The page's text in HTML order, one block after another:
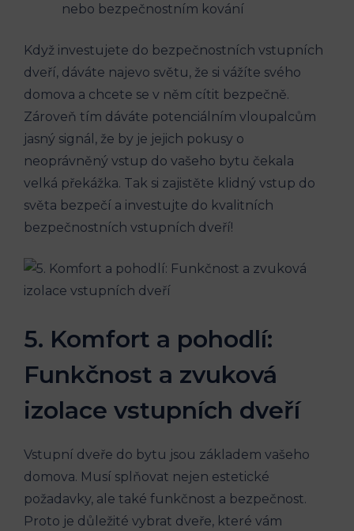
nebo bezpečnostním kování
Když investujete do bezpečnostních vstupních
dveří, dáváte najevo světu, že si vážíte svého
domova a chcete se v něm cítit bezpečně.
Zároveň tím dáváte potenciálním vloupalcům
jasný signál, že by je jejich pokusy o
neoprávněný vstup do vašeho bytu čekala
velká překážka. Tak si zajistěte klidný vstup do
světa bezpečí a investujte do kvalitních
bezpečnostních vstupních dveří!
5. Komfort a pohodlí:
Funkčnost a zvuková
izolace vstupních dveří
Vstupní dveře do bytu jsou základem vašeho
domova. Musí splňovat nejen estetické
požadavky, ale také funkčnost a bezpečnost.
Proto je důležité vybrat dveře, které vám